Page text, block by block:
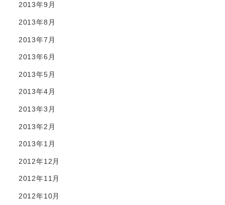
2013年9月
2013年8月
2013年7月
2013年6月
2013年5月
2013年4月
2013年3月
2013年2月
2013年1月
2012年12月
2012年11月
2012年10月